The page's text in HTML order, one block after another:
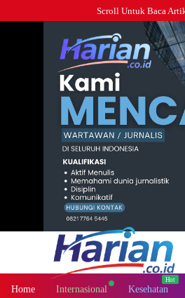
ke
Scroll Untuk Baca
Home Internasional Kesehatan